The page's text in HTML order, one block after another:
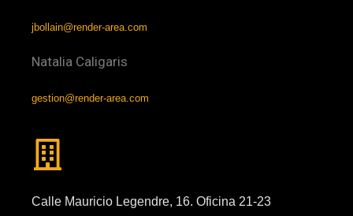
jbollain@render-area.com
Natalia Caligaris
gestion@render-area.com
Calle Mauricio Legendre, 16. Oficina 21-23